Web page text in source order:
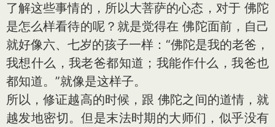
了解这些事情的，所以大菩萨的心态，对于 佛陀
是怎么样看待的呢？就是觉得在 佛陀面前，自己
就好像六、七岁的孩子一样：“佛陀是我的老爸，
我想什么，我老爸都知道；我能作什么，我爸也
都知道。”就像是这样子。
所以，修证越高的时候，跟 佛陀之间的道情，就
越发地密切。但是末法时期的大师们，似乎没有